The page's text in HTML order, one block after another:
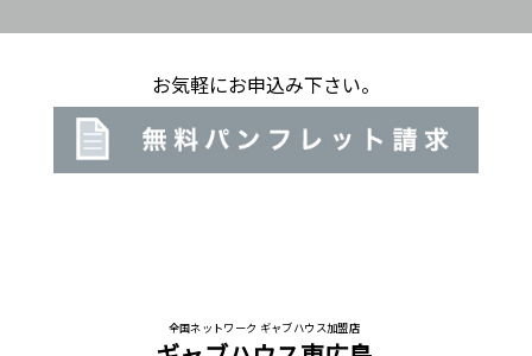
お気軽にお申込み下さい。
全国ネットワーク ギャブハウス加盟店